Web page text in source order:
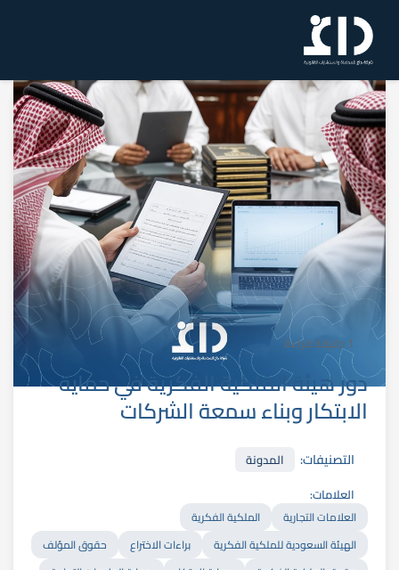
1 دقيقة قراءة
دور هيئة الملكية الفكرية في حماية
الابتكار وبناء سمعة الشركات
التصنيفات:
المدونة
العلامات:
العلامات التجارية
الملكية الفكرية
الهيئة السعودية للملكية الفكرية
براءات الاختراع
حقوق المؤلف